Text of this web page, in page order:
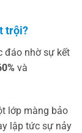
trội?
đáo nhờ sự kết
và
lớp màng bảo
lập tức sự nảy